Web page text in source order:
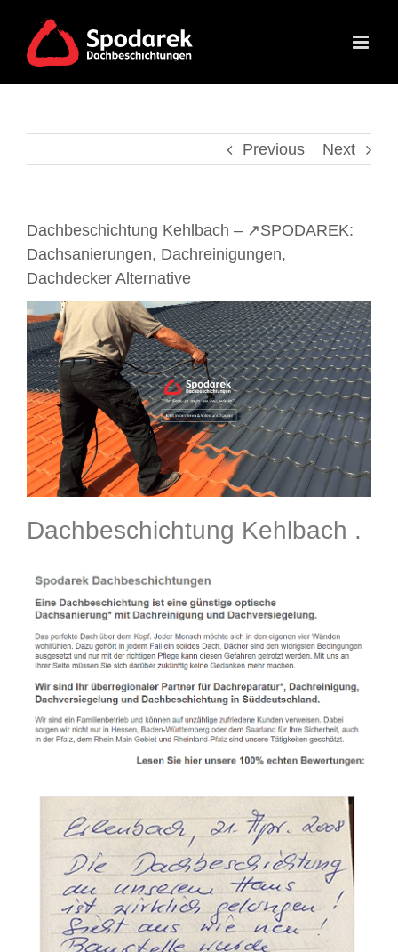
content
Previous Next
Dachbeschichtung Kehlbach – ↗️SPODAREK:
Dachsanierungen, Dachreinigungen,
Dachdecker Alternative
Dachbeschichtung Kehlbach .